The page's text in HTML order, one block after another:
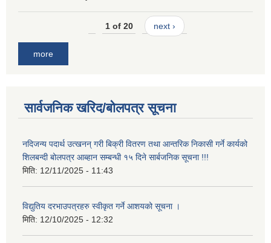
1 of 20 next ›
more
सार्वजनिक खरिद/बोलपत्र सूचना
नदिजन्य पदार्थ उत्खनन् गरी बिक्री वितरण तथा आन्तरिक निकासी गर्ने कार्यको
शिलबन्दी बोलपत्र आब्हान सम्बन्धी १५ दिने सार्बजनिक सूचना !!!
मिति: 12/11/2025 - 11:43
विद्युतिय दरभाउपत्रहरु स्वीकृत गर्ने आशयको सूचना ।
मिति: 12/10/2025 - 12:32